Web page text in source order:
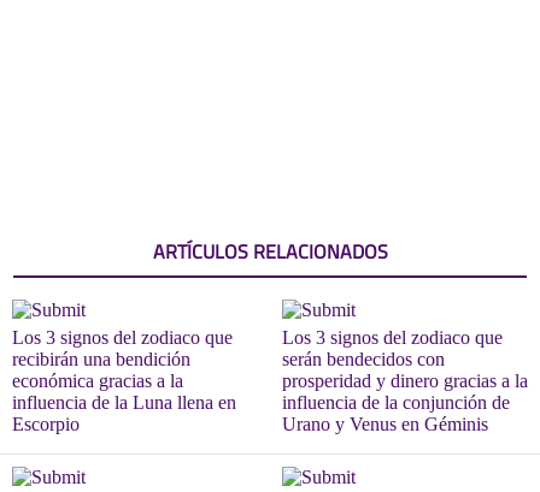
ARTÍCULOS RELACIONADOS
Los 3 signos del zodiaco que
recibirán una bendición
económica gracias a la
influencia de la Luna llena en
Escorpio
Los 3 signos del zodiaco que
serán bendecidos con
prosperidad y dinero gracias a la
influencia de la conjunción de
Urano y Venus en Géminis